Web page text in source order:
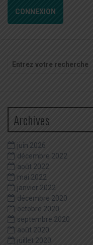
CONNEXION
pour
Archives
juin 2026
décembre 2022
août 2022
mai 2022
janvier 2022
décembre 2020
octobre 2020
septembre 2020
août 2020
juillet 2020